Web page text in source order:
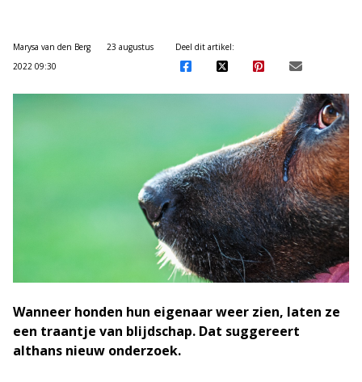
Marysa van den Berg
23 augustus
2022 09:30
Deel dit artikel:
Wanneer honden hun eigenaar weer zien, laten ze
een traantje van blijdschap. Dat suggereert
althans nieuw onderzoek.